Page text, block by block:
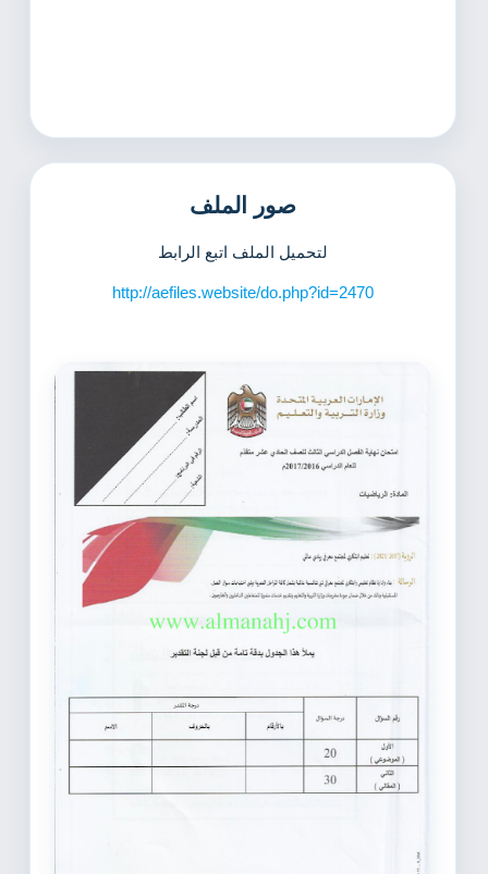
صور الملف
لتحميل الملف اتبع الرابط
http://aefiles.website/do.php?id=2470